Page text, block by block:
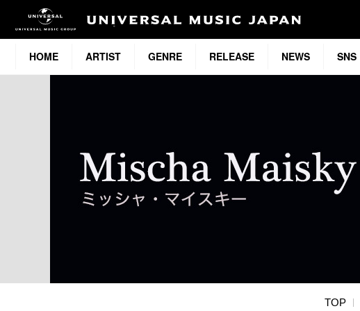
HOME ARTIST GENRE RELEASE NEWS SNS
TOP